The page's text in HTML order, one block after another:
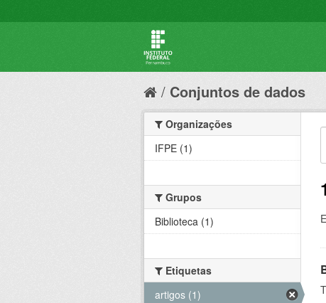
Conjuntos de dados
Organizações
IFPE (1)
Grupos
Biblioteca (1)
Etiquetas
artigos (1)